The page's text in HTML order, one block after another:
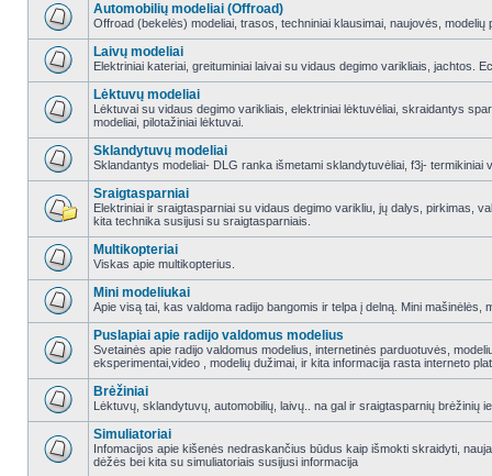
Automobilių modeliai (Offroad)
Offroad (bekelės) modeliai, trasos, techniniai klausimai, naujovės, modelių
Laivų modeliai
Elektriniai kateriai, greituminiai laivai su vidaus degimo varikliais, jachtos.
Lėktuvų modeliai
Lėktuvai su vidaus degimo varikliais, elektriniai lėktuvėliai, skraidantys
modeliai, pilotažiniai lėktuvai.
Sklandytuvų modeliai
Sklandantys modeliai- DLG ranka išmetami sklandytuvėliai, f3j-
Sraigtasparniai
Elektriniai ir sraigtasparniai su vidaus degimo varikliu, jų dalys, pirkimas,
kita technika susijusi su sraigtasparniais.
Multikopteriai
Viskas apie multikopterius.
Mini modeliukai
Apie visą tai, kas valdoma radijo bangomis ir telpa į delną. Mini mašinėlės,
Puslapiai apie radijo valdomus modelius
Svetainės apie radijo valdomus modelius, internetinės parduotuvės,
eksperimentai,video , modelių dužimai, ir kita informacija rasta interneto
Brėžiniai
Lėktuvų, sklandytuvų, automobilių, laivų.. na gal ir sraigtasparnių brėžinių
Simuliatoriai
Infomacijos apie kišenės nedraskančius būdus kaip išmokti skraidyti,
dėžės bei kita su simuliatoriais susijusi informacija